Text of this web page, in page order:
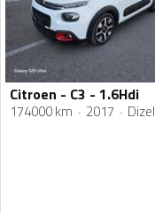
Citroen - C3 - 1.6Hdi
174000 km 2017 Dizel